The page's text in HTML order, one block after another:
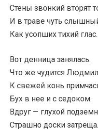
Стены звонкий вторят
И в траве чуть
Как усопших тихий
Вот денница занялась.
Что же чудится
К свежей конь
Бух в нее и с седоком.
Вдруг — глухой
Страшно доски